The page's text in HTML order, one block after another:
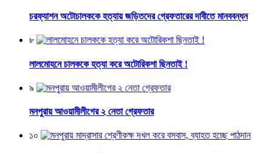
চরফ্যাশন অটোচালককে হত্যায় জড়িতদের গ্রেফতারের দাবীতে মানববন্ধন
৮
লালমোহনে চালককে হত্যা করে অটোরিকশা ছিনতাই !
৯
মনপুরায় আওয়ামীলীগের ২ নেতা গ্রেফতার
১০